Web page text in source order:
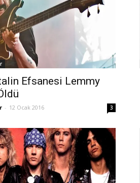
Efsanesi Lemmy
- 12 Ocak 2016 3